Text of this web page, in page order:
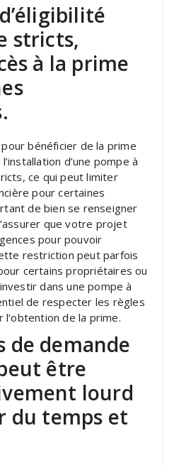
stricts,
à la prime
bénéficier de la prime
d’une pompe à
ce qui peut limiter
pour certaines
de bien se renseigner
que votre projet
pour pouvoir
restriction peut parfois
certains propriétaires ou
dans une pompe à
de respecter les règles
de la prime.
de demande
être
lourd
du temps et